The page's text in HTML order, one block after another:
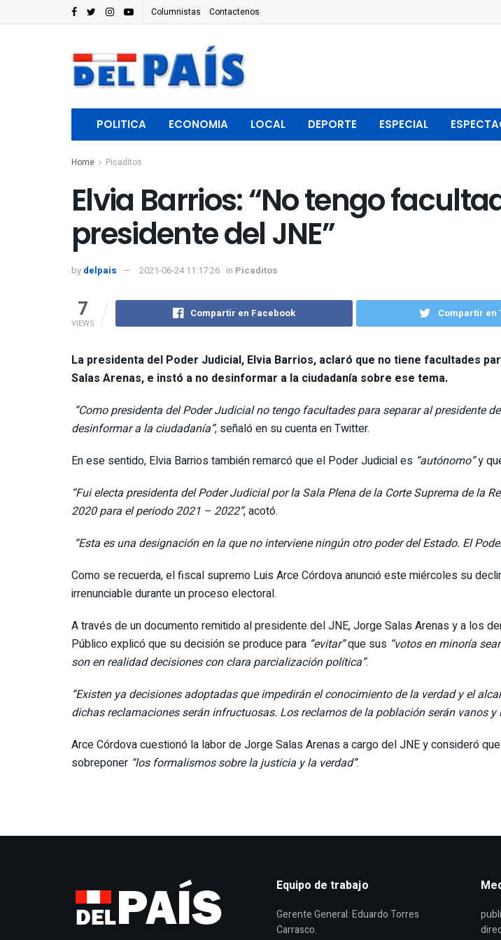
Columnistas Contactenos
POLITICA ECONOMIA LOCAL DEPORTE ESPECIAL
Home Picaditos
Elvia Barrios: “No tengo
presidente del JNE”
by delpais 2021-06-24 11:17:26 in Picaditos
7
VIEWS
Compartir en Facebook Compartir en
La presidenta del Poder Judicial, Elvia Barrios, aclaró que no tiene facultades
Salas Arenas, e instó a no desinformar a la ciudadanía sobre ese tema.
“Como presidenta del Poder Judicial no tengo facultades para separar al presidente
desinformar a la ciudadanía”, señaló en su cuenta en Twitter.
En ese sentido, Elvia Barrios también remarcó que el Poder Judicial es “autónomo”y
“Fui electa presidenta del Poder Judicial por la Sala Plena de la Corte Suprema de la
2020 para el periodo 2021 – 2022”, acotó.
“Esta es una designación en la que no interviene ningún otro poder del Estado. El
Como se recuerda, el fiscal supremo Luis Arce Córdova anunció este miércoles su
irrenunciable durante un proceso electoral.
A través de un documento remitido al presidente del JNE, Jorge Salas Arenas y a los
Público explicó que su decisión se produce para “evitar”que sus “votos en minoría
son en realidad decisiones con clara parcialización política”.
“Existen ya decisiones adoptadas que impedirán el conocimiento de la verdad y el
dichas reclamaciones serán infructuosas. Los reclamos de la población serán vanos
Arce Córdova cuestionó la labor de Jorge Salas Arenas a cargo del JNE y consideró
sobreponer “los formalismos sobre la justicia y la verdad”.
Equipo de trabajo
Gerente General: Eduardo Torres
Carrasco.